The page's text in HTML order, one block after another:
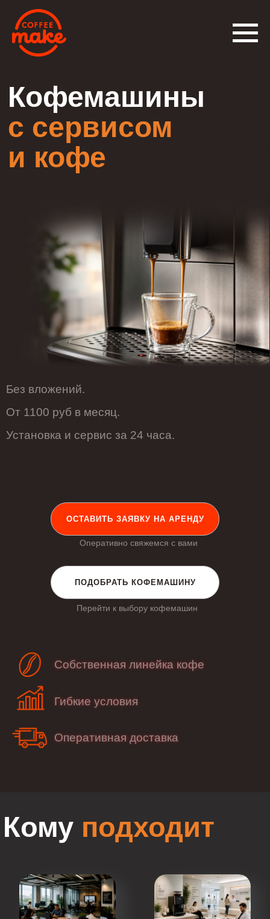
Без вложений.
От 1100 руб в месяц.
Установка и сервис за 24 часа.
Собственная линейка кофе
Перейти к выбору кофемашин
Оперативно свяжемся с вами
Оперативная доставка
Гибкие условия
Кофемашины
с сервисом
и кофе
ОСТАВИТЬ ЗАЯВКУ НА АРЕНДУ
ПОДОБРАТЬ КОФЕМАШИНУ
Кому подходит